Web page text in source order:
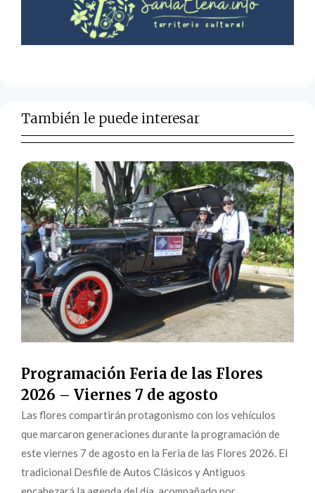
También le puede interesar
Programación Feria de las Flores
2026 – Viernes 7 de agosto
Las flores compartirán protagonismo con los vehículos
que marcaron generaciones durante la programación de
este viernes 7 de agosto en la Feria de las Flores 2026. El
tradicional Desfile de Autos Clásicos y Antiguos